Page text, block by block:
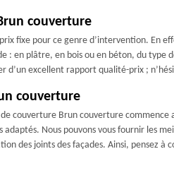
couverture
fixe pour ce genre d’intervention. En
: en plâtre, en bois ou en béton, du
d’un excellent rapport qualité-prix ;
couverture
couverture Brun couverture
Nous pouvons vous fournir les
des joints des façades. Ainsi,